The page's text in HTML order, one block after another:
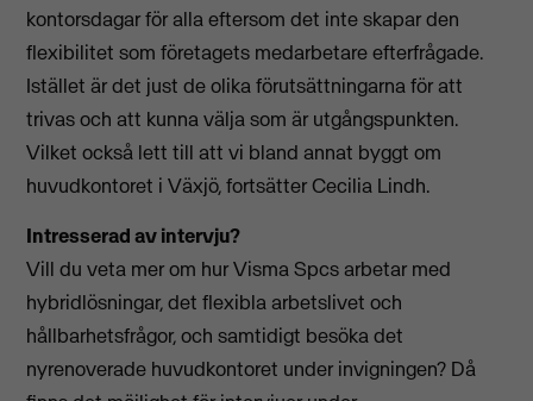
kontorsdagar för alla eftersom det inte skapar den
flexibilitet som företagets medarbetare efterfrågade.
Istället är det just de olika förutsättningarna för att
trivas och att kunna välja som är utgångspunkten.
Vilket också lett till att vi bland annat byggt om
huvudkontoret i Växjö, fortsätter Cecilia Lindh.
Intresserad av intervju?
Vill du veta mer om hur Visma Spcs arbetar med
hybridlösningar, det flexibla arbetslivet och
hållbarhetsfrågor, och samtidigt besöka det
nyrenoverade huvudkontoret under invigningen? Då